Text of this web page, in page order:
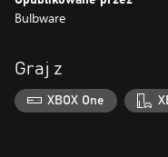
Bulbware
Graj z
XBOX One